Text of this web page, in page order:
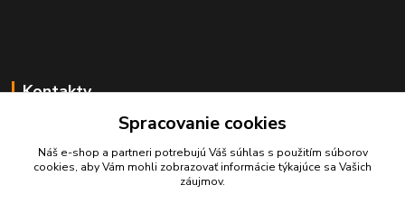
Kontakty
Juraj Beliansky
+421 903 691 375
(Po-Pia, 7-16 hod.)
Spracovanie cookies
Náš e-shop a partneri potrebujú Váš súhlas s použitím súborov
cookies, aby Vám mohli zobrazovať informácie týkajúce sa Vašich
záujmov.